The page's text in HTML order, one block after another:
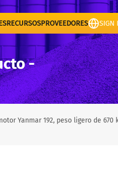
RECURSOSPROVEEDORES SIGN
-
Yanmar 192, peso ligero de 670